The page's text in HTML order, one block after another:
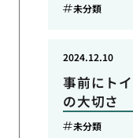
未分類
事前にト
の大切さ
2024.12.10
未分類